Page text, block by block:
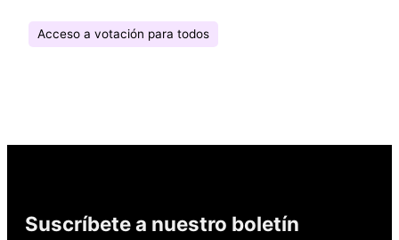
Acceso a votación para todos
Suscríbete a nuestro boletín